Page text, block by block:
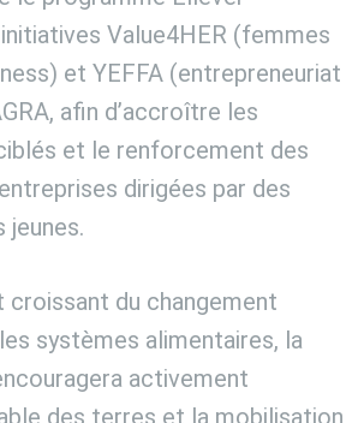
initiatives Value4HER (femmes
et YEFFA (entrepreneuriat
afin d’accroître les
et le renforcement des
dirigées par des
jeunes.
croissant du changement
systèmes alimentaires, la
activement
des terres et la mobilisation